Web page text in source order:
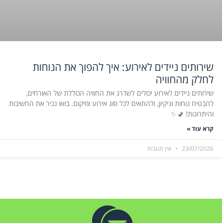
שירותים ניידים לאירוע: איך להפוך את הנוחות
לחלק מהחוויה
שירותים ניידים לאירוע יכולים לשדרג את החוויה הכוללת של האורחים,
להבטיח נוחות וניקיון, ולהתאים לכל סוג אירוע ומיקום. בואו נכיר את החשיבות
והיתרונות! 🚽✨
קרא עוד »
23/07/2026 אין תגובות